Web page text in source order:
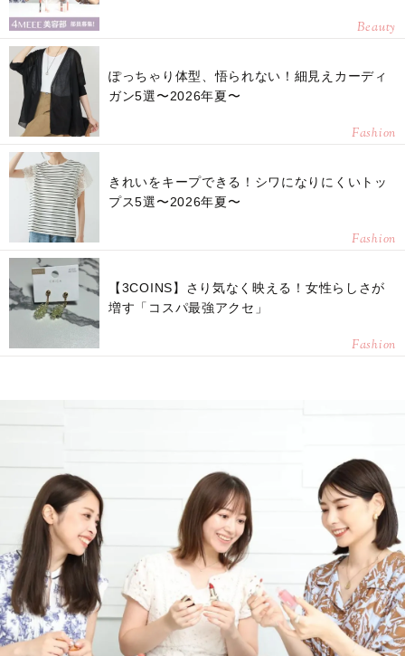
Beauty
ぽっちゃり体型、悟られない！細見えカーディ
ガン5選〜2026年夏〜
Fashion
きれいをキープできる！シワになりにくいトッ
プス5選〜2026年夏〜
Fashion
【3COINS】さり気なく映える！女性らしさが
増す「コスパ最強アクセ」
Fashion